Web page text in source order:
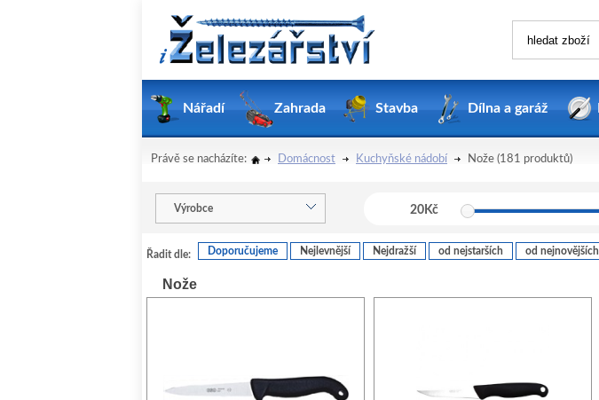
Nářadí Zahrada Stavba Dílna a garáž
Právě se nacházíte: Domácnost Kuchyňské nádobí Nože (181 produktů)
Výrobce 20Kč
Řadit dle: Doporučujeme Nejlevnější Nejdražší od nejstarších od nejnovějších
Nože